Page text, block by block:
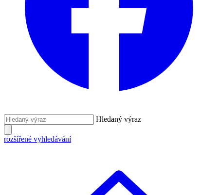
Hledaný výraz
rozšířené vyhledávání